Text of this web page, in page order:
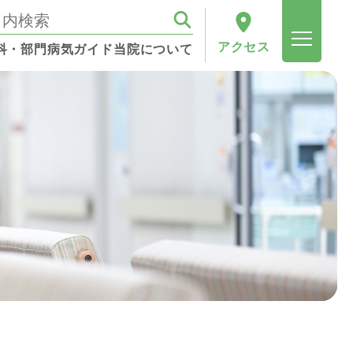
・部門病気ガイド当院について アクセス